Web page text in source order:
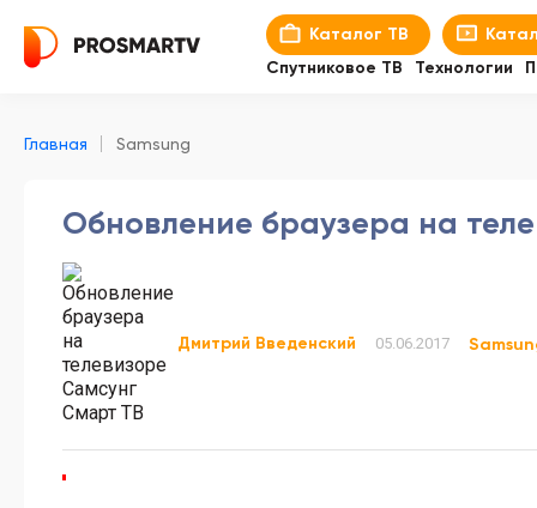
Каталог ТВ
Спутниковое ТВ
Технологии
Главная Samsung
Обновление браузера на
Дмитрий Введенский 05.06.2017